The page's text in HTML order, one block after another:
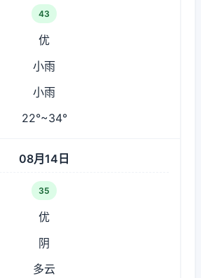
43
优
小雨
小雨
22°~34°
08月14日
35
优
阴
多云